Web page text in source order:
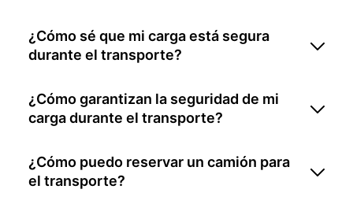
¿Cómo sé que mi carga está segura
durante el transporte?
¿Cómo garantizan la seguridad de mi
carga durante el transporte?
¿Cómo puedo reservar un camión para
el transporte?